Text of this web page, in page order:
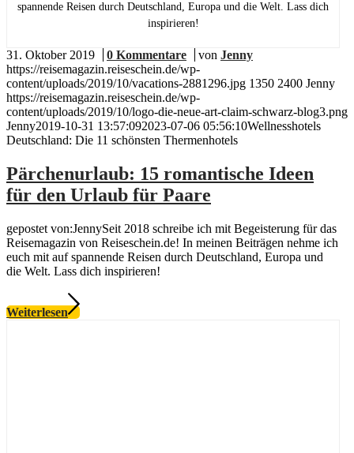
spannende Reisen durch Deutschland, Europa und die Welt. Lass dich
inspirieren!
31. Oktober 2019 0 Kommentare von Jenny
https://reisemagazin.reiseschein.de/wp-
content/uploads/2019/10/vacations-2881296.jpg 1350 2400 Jenny
https://reisemagazin.reiseschein.de/wp-
content/uploads/2019/10/logo-die-neue-art-claim-schwarz-blog3.png
Jenny2019-10-31 13:57:092023-07-06 05:56:10Wellnesshotels
Deutschland: Die 11 schönsten Thermenhotels
Pärchenurlaub: 15 romantische Ideen
für den Urlaub für Paare
gepostet von:JennySeit 2018 schreibe ich mit Begeisterung für das
Reisemagazin von Reiseschein.de! In meinen Beiträgen nehme ich
euch mit auf spannende Reisen durch Deutschland, Europa und
die Welt. Lass dich inspirieren!
Weiterlesen